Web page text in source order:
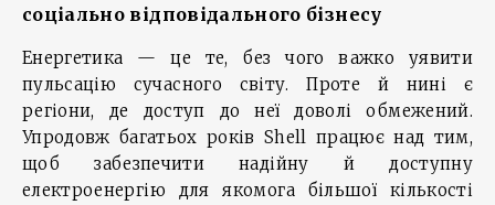
соціально відповідального бізнесу
Енергетика — це те, без чого важко уявити
пульсацію сучасного світу. Проте й нині є
регіони, де доступ до неї доволі обмежений.
Упродовж багатьох років Shell працює над тим,
щоб забезпечити надійну й доступну
електроенергію для якомога більшої кількості